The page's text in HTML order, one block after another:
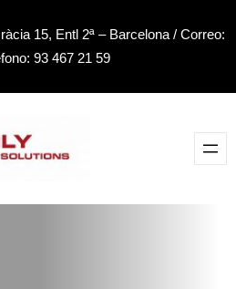
15, Entl 2ª – Barcelona / Correo:
93 467 21 59